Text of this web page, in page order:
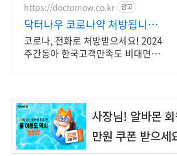
https://doctornow.co.kr 광고
닥터나우 코로나약 처방됩니다
365일 24시간 진료가능
코로나, 전화로 처방받으세요! 2024
주간동아 한국고객만족도 비대면진